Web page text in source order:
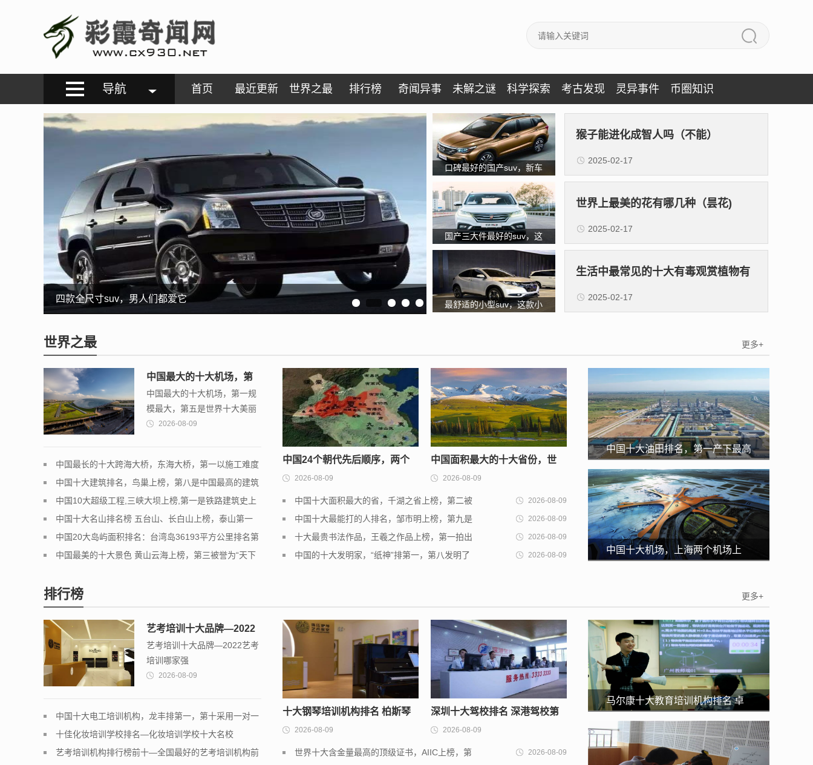
导航 首页 最近更新 世界之最 排行榜 奇闻异事 未解之谜 科学探索 考古发现 灵异事件 币圈知识
江铃驭胜发动机，让福特“退位让贤”
混合动力suv，这四款最值得购买
四款全尺寸suv，男人们都爱它
这几款柴油suv性能强又省油，纯爷们都想要
口碑最好的国产suv，新车
增配降价你还需要犹豫吗
国产三大件最好的suv，这
台10来万的国产SUV实在
太靠谱
最舒适的小型suv，这款小
猴子能进化成智人吗（不能）
2025-02-17
世界上最美的花有哪几种（昙花)
2025-02-17
生活中最常见的十大有毒观赏植物有
哪些(水仙花)
2025-02-17
世界之最 更多+
中国最大的十大机场，第
一规模最大，第五是世界
十大美丽机场之一
中国最大的十大机场，第一规
模最大，第五是世界十大美丽
机场之一
2026-08-09
中国最长的十大跨海大桥，东海大桥，第一以施工难度
享誉世界
中国十大建筑排名，鸟巢上榜，第八是中国最高的建筑
中国10大超级工程,三峡大坝上榜,第一是铁路建筑史上
的丰碑
中国十大名山排名榜 五台山、长白山上榜，泰山第一
中国20大岛屿面积排名：台湾岛36193平方公里排名第
一
中国最美的十大景色 黄山云海上榜，第三被誉为“天下
中国24个朝代先后顺序，两个
乱世上榜，第五存在时间最短
2026-08-09
中国面积最大的十大省份，世
界屋脊排第二，第一是100多
个北京
2026-08-09
2026-08-09
中国十大面积最大的省，千湖之省上榜，第二被
誉为天府之国
2026-08-09
中国十大最能打的人排名，邹市明上榜，第九是
中国散打王
2026-08-09
十大最贵书法作品，王羲之作品上榜，第一拍出
天价
2026-08-09
中国的十大发明家，“纸神”排第一，第八发明了
中国十大油田排名，第一产下最高
纪录，海上油田上榜
中国十大机场，上海两个机场上
排行榜 更多+
艺考培训十大品牌—2022
艺考培训哪家强
艺考培训十大品牌—2022艺考
培训哪家强
2026-08-09
中国十大电工培训机构，龙丰排第一，第十采用一对一
教学模式
十佳化妆培训学校排名—化妆培训学校十大名校
艺考培训机构排行榜前十—全国最好的艺考培训机构前
十大钢琴培训机构排名 柏斯琴
行上榜，第二专注于线上陪练
2026-08-09
深圳十大驾校排名 深港驾校第
一，鹏城驾校上榜
2026-08-09
2026-08-09
世界十大含金量最高的顶级证书，AIIC上榜，第
马尔康十大教育培训机构排名 卓
越教育培训中心上榜第一国际化